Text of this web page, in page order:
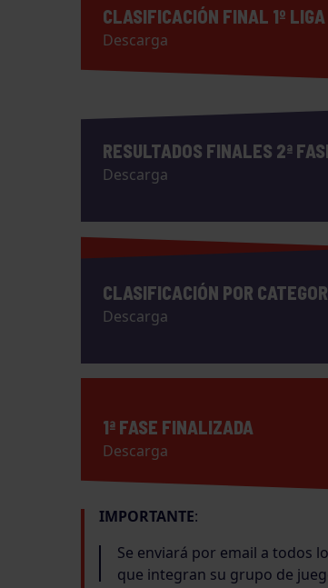
CLASIFICACIÓN FINAL 1º
Descarga
RESULTADOS FINALES 2ª
Descarga
CLASIFICACIÓN POR
Descarga
1ª FASE FINALIZADA
Descarga
IMPORTANTE:
Se enviará por email a todos
que integran su grupo de